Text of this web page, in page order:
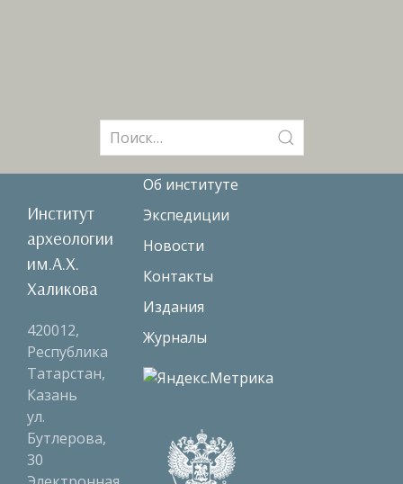
Институт
археологии
им.А.Х.
Халикова
420012,
Республика
Татарстан,
Казань
ул.
Бутлерова,
30
Об институте
Экспедиции
Новости
Контакты
Издания
Журналы